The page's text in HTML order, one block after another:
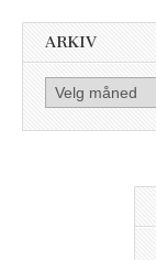
ARKIV
Arkiv